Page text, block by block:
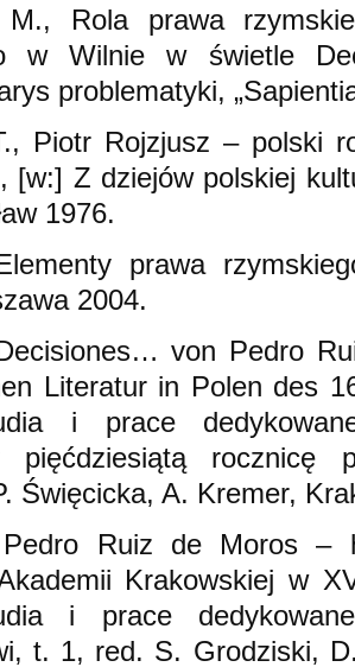
M., Rola prawa
w Wilnie w świetle
problematyki,
Piotr Rojzjusz – polski
[w:] Z dziejów polskiej
1976.
prawa
2004.
von Pedro
Literatur in Polen des
i prace
pięćdziesiątą rocznicę
Święcicka, A. Kremer,
Ruiz de Moros –
Krakowskiej w
i prace dedykowane
t. 1, red. S. Grodziski,